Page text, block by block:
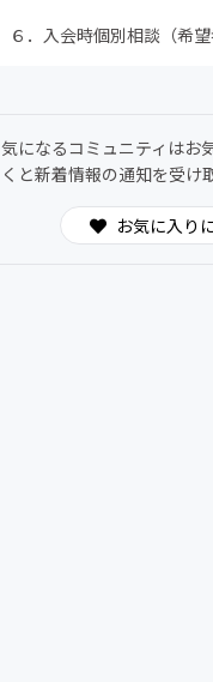
６．入会時個別相談（希望
気になるコミュニティはお
くと新着情報の通知を受け
お気に入り